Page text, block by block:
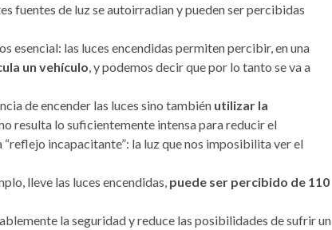
fuentes de luz se autoirradian y pueden ser percibidas
esencial: las luces encendidas permiten percibir, en una
un vehículo, y podemos decir que por lo tanto se va a
de encender las luces sino también utilizar la
resulta lo suficientemente intensa para reducir el
incapacitante”: la luz que nos imposibilita ver el
lleve las luces encendidas, puede ser percibido de 110
la seguridad y reduce las posibilidades de sufrir un